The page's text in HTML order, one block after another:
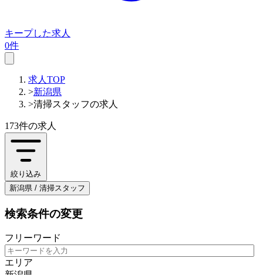
キープした求人
0件
求人TOP
>新潟県
>清掃スタッフの求人
173件の求人
絞り込み
新潟県 / 清掃スタッフ
検索条件の変更
フリーワード
エリア